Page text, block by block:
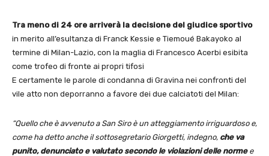
Tra meno di 24 ore arriverà la decisione del giudice sportivo
in merito all’esultanza di Franck Kessie e Tiemoué Bakayoko al
termine di Milan-Lazio, con la maglia di Francesco Acerbi esibita
come trofeo di fronte ai propri tifosi
E certamente le parole di condanna di Gravina nei confronti del
vile atto non deporranno a favore dei due calciatoti del Milan:
“Quello che è avvenuto a San Siro è un atteggiamento irriguardoso e,
come ha detto anche il sottosegretario Giorgetti, indegno, che va
punito, denunciato e valutato secondo le violazioni delle normee